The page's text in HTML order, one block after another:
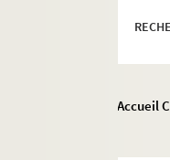
Accueil